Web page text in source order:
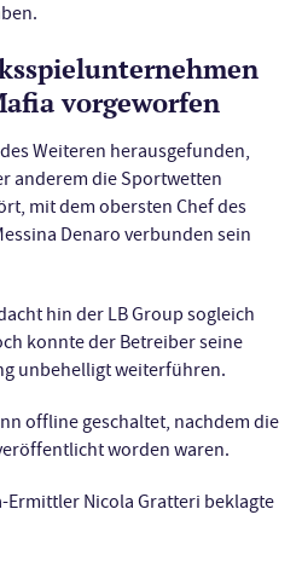
vorgeworfen
Weiteren herausgefunden,
anderem die Sportwetten
mit dem obersten Chef des
Denaro verbunden sein
hin der LB Group sogleich
konnte der Betreiber seine
unbehelligt weiterführen.
offline geschaltet, nachdem die
worden waren.
Ermittler Nicola Gratteri beklagte